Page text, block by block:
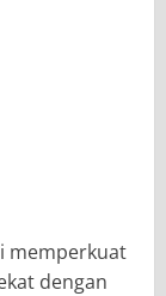
memperkuat
dengan